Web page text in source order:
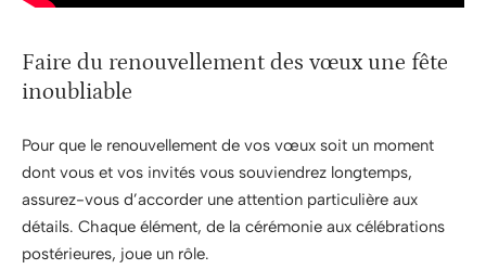
Faire du renouvellement des vœux une fête
inoubliable
Pour que le renouvellement de vos vœux soit un moment
dont vous et vos invités vous souviendrez longtemps,
assurez-vous d’accorder une attention particulière aux
détails. Chaque élément, de la cérémonie aux célébrations
postérieures, joue un rôle.